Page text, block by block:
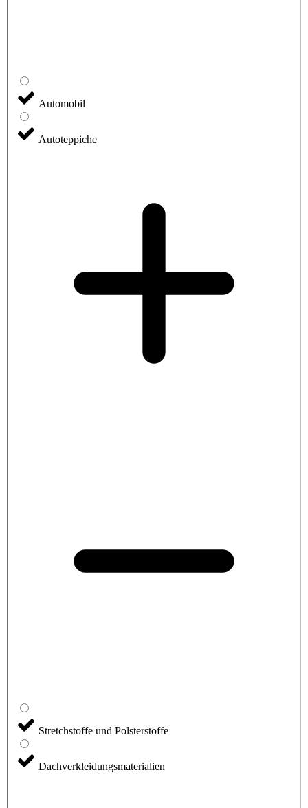
Automobil
Autoteppiche
Stretchstoffe und Polsterstoffe
Dachverkleidungsmaterialien